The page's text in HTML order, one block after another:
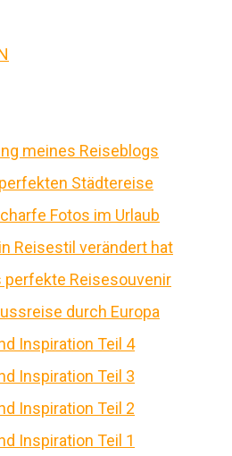
meines Reiseblogs
Städtereise
Fotos im Urlaub
Reisestil verändert hat
perfekte Reisesouvenir
durch Europa
Inspiration Teil 4
Inspiration Teil 3
Inspiration Teil 2
Inspiration Teil 1